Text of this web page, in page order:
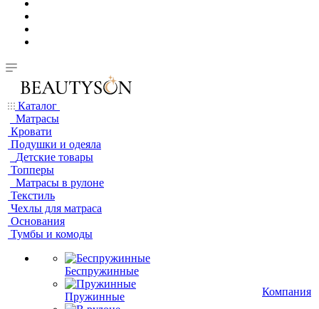
Каталог
Матрасы
Кровати
Подушки и одеяла
Детские товары
Топперы
Матрасы в рулоне
Текстиль
Чехлы для матраса
Основания
Тумбы и комоды
Беспружинные
Пружинные
Компания